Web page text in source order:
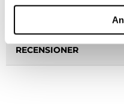
RECENSIONER